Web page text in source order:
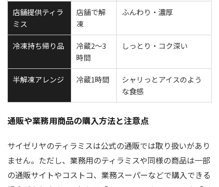
店舗提供ティラ
ミス
店舗で解
凍
ふんわり・濃厚
冷凍持ち帰り品
冷蔵2〜3
時間
しっとり・コク深い
半解凍アレンジ 冷蔵1時間
シャリっとアイスのよう
な食感
通販や業務用商品の購入方法と注意点
サイゼリヤのティラミスは公式の通販では取り扱いがあり
ません。ただし、業務用のティラミスや同様の商品は一部
の通販サイトやコストコ、業務スーパーなどで購入できる